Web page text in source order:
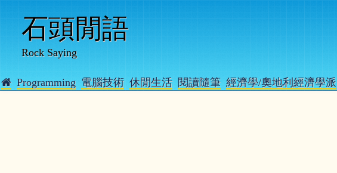
石頭閒語
Rock Saying
 Programming 電腦技術 休閒生活 閱讀隨筆 經濟學/奧地利經濟學派